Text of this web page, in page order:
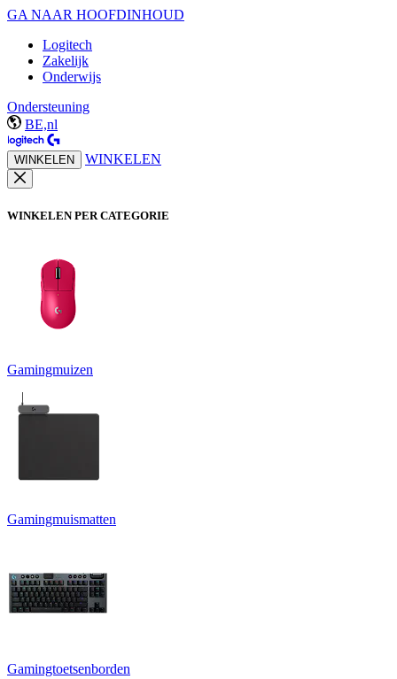
GA NAAR HOOFDINHOUD
Logitech
Zakelijk
Onderwijs
Ondersteuning
BE,nl
WINKELEN WINKELEN
WINKELEN PER CATEGORIE
Gamingmuizen
Gamingmuismatten
Gamingtoetsenborden